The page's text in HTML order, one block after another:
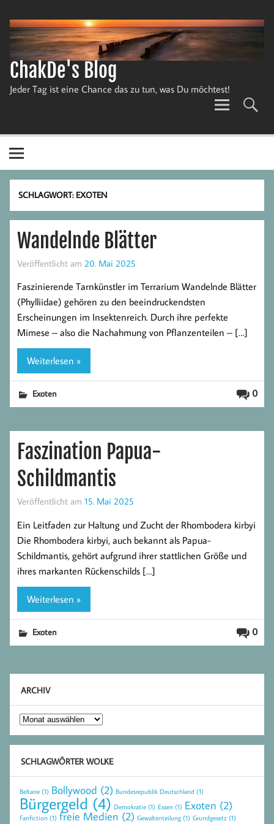
springen
ChakDe's Blog
Jeder Tag ist eine Chance das zu tun, was Du möchtest!
SCHLAGWORT: EXOTEN
Wandelnde Blätter
Veröffentlicht am 20. Mai 2025
Faszinierende Tarnkünstler im Terrarium Wandelnde Blätter
(Phylliidae) gehören zu den beeindruckendsten
Erscheinungen im Insektenreich. Durch ihre perfekte
Mimese – also die Nachahmung von Pflanzenteilen – […]
Weiterlesen »
0
Exoten
Faszination Papua-
Schildmantis
Veröffentlicht am 15. Mai 2025
Ein Leitfaden zur Haltung und Zucht der Rhombodera kirbyi
Die Rhombodera kirbyi, auch bekannt als Papua-
Schildmantis, gehört aufgrund ihrer stattlichen Größe und
ihres markanten Rückenschilds […]
Weiterlesen »
0
Exoten
ARCHIV
Archiv
SCHLAGWÖRTER WOLKE
Beltane (1) Bollywood (2) Bundesrepublik Deutschland (1)
Bürgergeld (4) Demokratie (1) Essen (1) Exoten (2)
Fanfiction (1) freie Medien (2) Gewaltenteilung (1) Grundgesetz (1)